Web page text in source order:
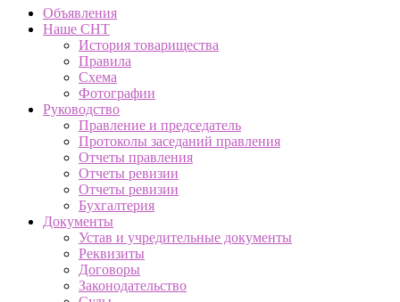
мобильное
меню
поле
поиска
Объявления
Наше СНТ
История товарищества
Правила
Схема
Фотографии
Руководство
Правление и председатель
Протоколы заседаний правления
Отчеты правления
Отчеты ревизии
Отчеты ревизии
Бухгалтерия
Документы
Устав и учредительные документы
Реквизиты
Договоры
Законодательство